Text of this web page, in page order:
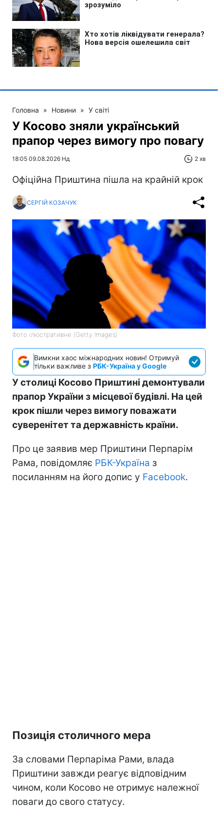
Головна » Новини » У світі
У Косово зняли український
прапор через вимогу про повагу
18:05 09.08.2026 Нд 2 хв
Офіційна Приштина пішла на крайній крок
СЕРГІЙ КОЗАЧУК
Фото ілюстративне (Getty Images)
Вимкни хаос міжнародних новин! Отримуй
тільки важливе з РБК-Україна у Google
У столиці Косово Приштині демонтували
прапор України з місцевої будівлі. На цей
крок пішли через вимогу поважати
суверенітет та державність країни.
Про це заявив мер Приштини Перпарім
Рама, повідомляє РБК-Україна з
посиланням на його допис у Facebook.
Позиція столичного мера
За словами Перпаріма Рами, влада
Приштини завжди реагує відповідним
чином, коли Косово не отримує належної
поваги до свого статусу.